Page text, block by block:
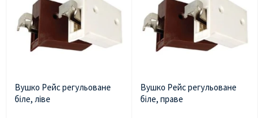
Вушко Рейс регульоване
біле, ліве
Вушко Рейс регульоване
біле, праве